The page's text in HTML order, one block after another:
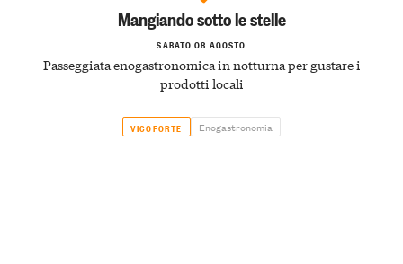
Mangiando sotto le stelle
SABATO 08 AGOSTO
Passeggiata enogastronomica in notturna per gustare i
prodotti locali
VICOFORTE Enogastronomia